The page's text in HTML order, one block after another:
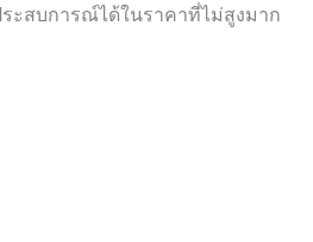
ะสบการณ์ได้ในราคาที่ไม่สูงมาก